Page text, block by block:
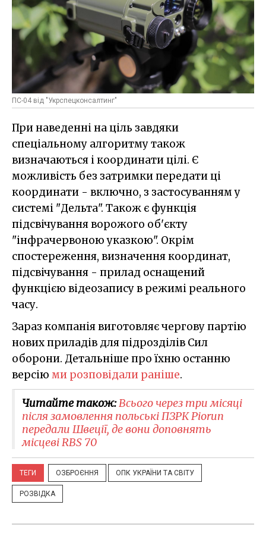
ПС-04 від "Укрспецконсалтинг"
При наведенні на ціль завдяки
спеціальному алгоритму також
визначаються і координати цілі. Є
можливість без затримки передати ці
координати - включно, з застосуванням у
системі "Дельта". Також є функція
підсвічування ворожого об'єкту
"інфрачервоною указкою". Окрім
спостереження, визначення координат,
підсвічування - прилад оснащений
функцією відеозапису в режимі реального
часу.
Зараз компанія виготовляє чергову партію
нових приладів для підрозділів Сил
оборони. Детальніше про їхню останню
версію ми розповідали раніше.
Читайте також:Всього через три місяці
після замовлення польські ПЗРК Piorun
передали Швеції, де вони доповнять
місцеві RBS 70
ТЕГИ ОЗБРОЄННЯ ОПК УКРАЇНИ ТА СВІТУ
РОЗВІДКА